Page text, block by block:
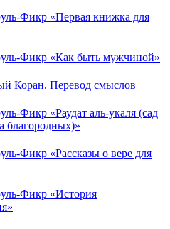
Фикр «Первая книжка для
Фикр «Как быть мужчиной»
Коран. Перевод смыслов
Фикр «Раудат аль-укаля (cад
благородных)»
Фикр «Рассказы о вере для
Фикр «История